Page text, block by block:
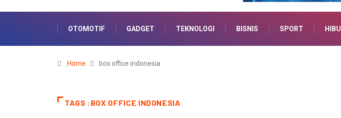
OTOMOTIF GADGET TEKNOLOGI BISNIS SPORT
Home box office indonesia
TAGS :BOX OFFICE INDONESIA